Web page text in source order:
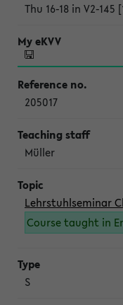
Thu 16-18 in V2-145
205017
Müller
Lehrstuhlseminar
Course taught in
S